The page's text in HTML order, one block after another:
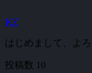
KZ
はじめまして、よ
投稿数 10